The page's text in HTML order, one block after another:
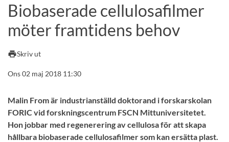
Andra söktjänster
Detta är vår testmiljö - endast testdata
Biobaserade cellulosafilmer
möter framtidens behov
printSkriv ut
Ons 02 maj 2018 11:30
Malin From är industrianställd doktorand i forskarskolan
FORIC vid forskningscentrum FSCN Mittuniversitetet.
Hon jobbar med regenerering av cellulosa för att skapa
hållbara biobaserade cellulosafilmer som kan ersätta plast.